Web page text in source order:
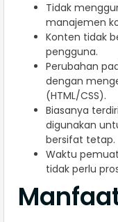
Tidak
manajemen
Konten tidak
pengguna.
Perubahan
dengan
(HTML/CSS).
Biasanya
digunakan
bersifat tetap.
Waktu
tidak perlu